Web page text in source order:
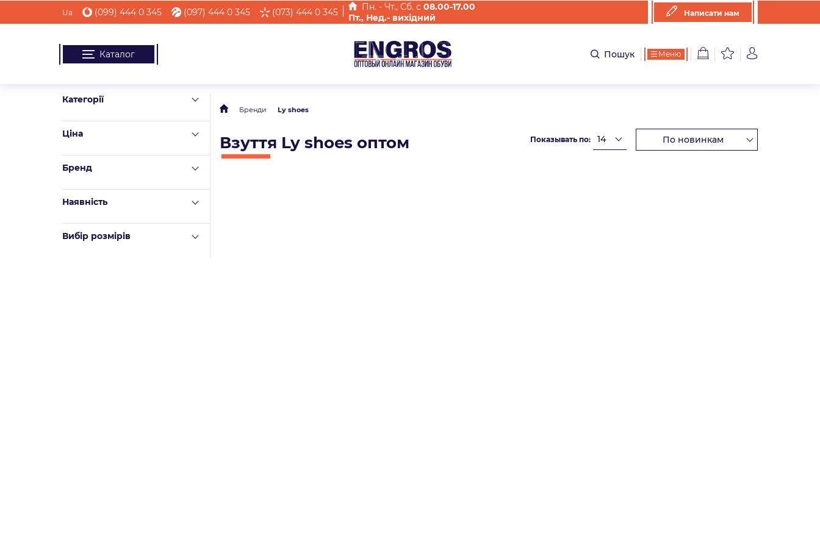
Ua (099) 444 0 345 (097) 444 0 345 (073) 444 0 345 Пн. - Чт., Cб. с 08.00-17.00
Пт., Нед.- вихідний
Написати нам
Каталог Пошук Меню
Категорії
Ціна
Бренд
Наявність
Вибір розмірів
Бренди Ly shoes
Взуття Ly shoes оптом Показывать по: